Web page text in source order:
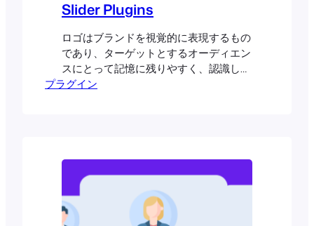
Slider Plugins
ロゴはブランドを視覚的に表現するもの
であり、ターゲットとするオーディエン
スにとって記憶に残りやすく、認識しや
すいものとなる。親会社が複数の子ブラ
見せるだろうか？
プラグイン